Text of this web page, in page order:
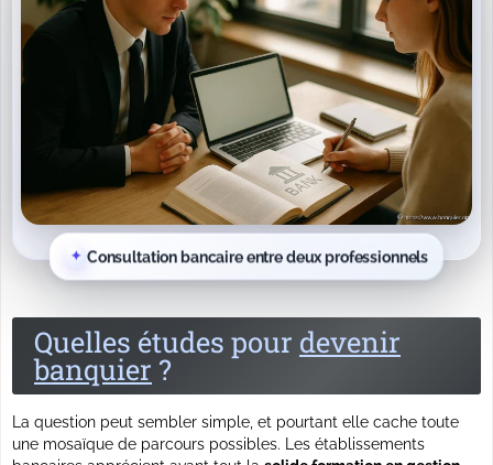
Consultation bancaire entre deux professionnels
Quelles études pour devenir
banquier ?
La question peut sembler simple, et pourtant elle cache toute
une mosaïque de parcours possibles. Les établissements